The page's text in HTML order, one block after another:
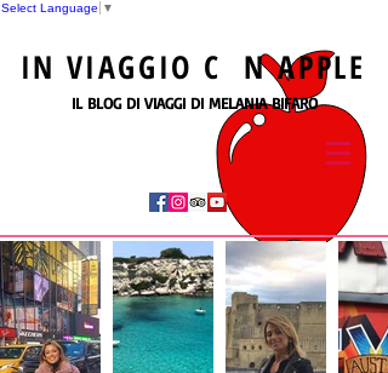
Select Language ▼
IN VIAGGIO C NAPPLE
IL BLOG DI VIAGGI DI MELANIA BIFARO